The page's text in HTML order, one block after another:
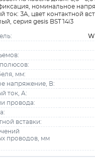
номинальное
ток: 3A, цвет контактной
серия gesis BST14i3
мм:
напряжение, В:
ток, A:
провода:
вставки:
проводов, мм